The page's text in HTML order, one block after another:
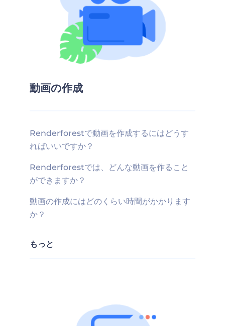
動画の作成
Renderforestで動画を作成するにはどうす
ればいいですか？
Renderforestでは、どんな動画を作ること
ができますか？
動画の作成にはどのくらい時間がかかります
か？
もっと